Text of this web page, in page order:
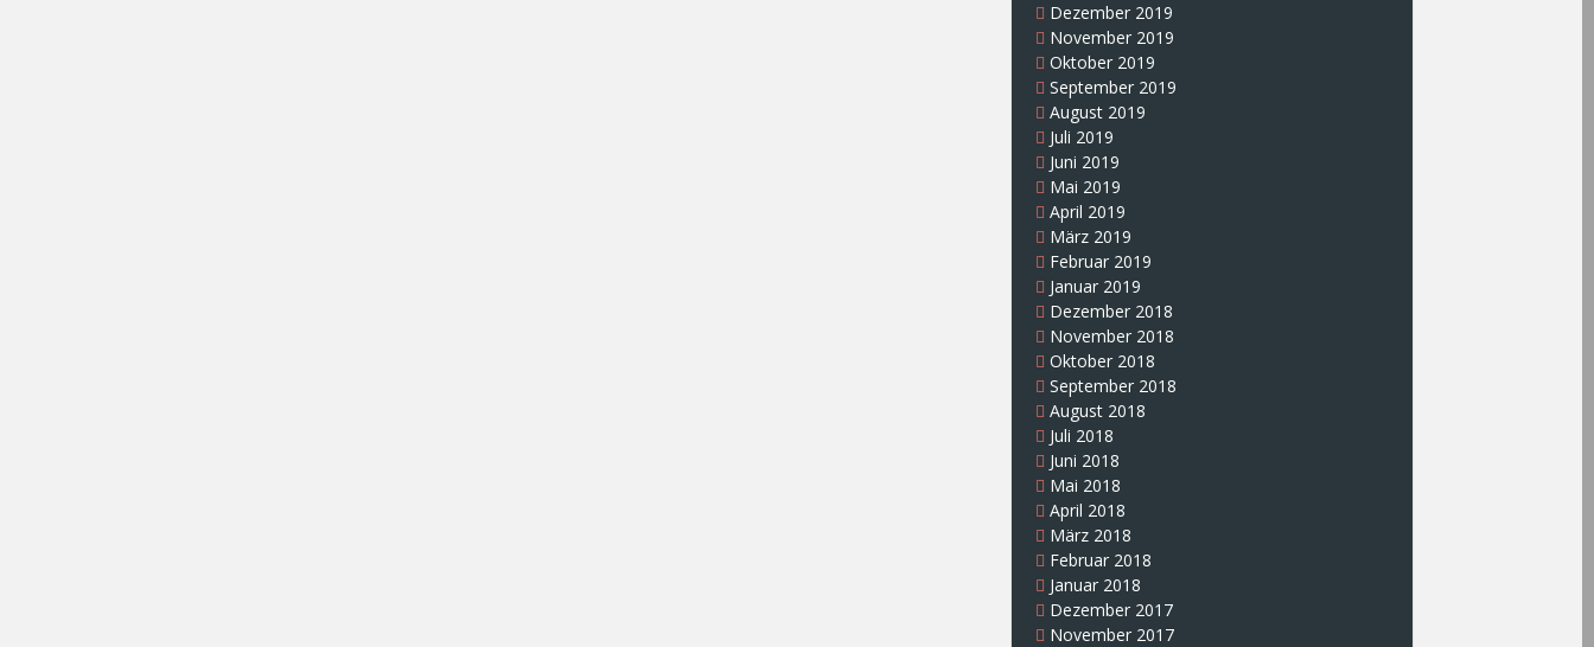
Dezember 2019
November 2019
Oktober 2019
September 2019
August 2019
Juli 2019
Juni 2019
Mai 2019
April 2019
März 2019
Februar 2019
Januar 2019
Dezember 2018
November 2018
Oktober 2018
September 2018
August 2018
Juli 2018
Juni 2018
Mai 2018
April 2018
März 2018
Februar 2018
Januar 2018
Dezember 2017
November 2017